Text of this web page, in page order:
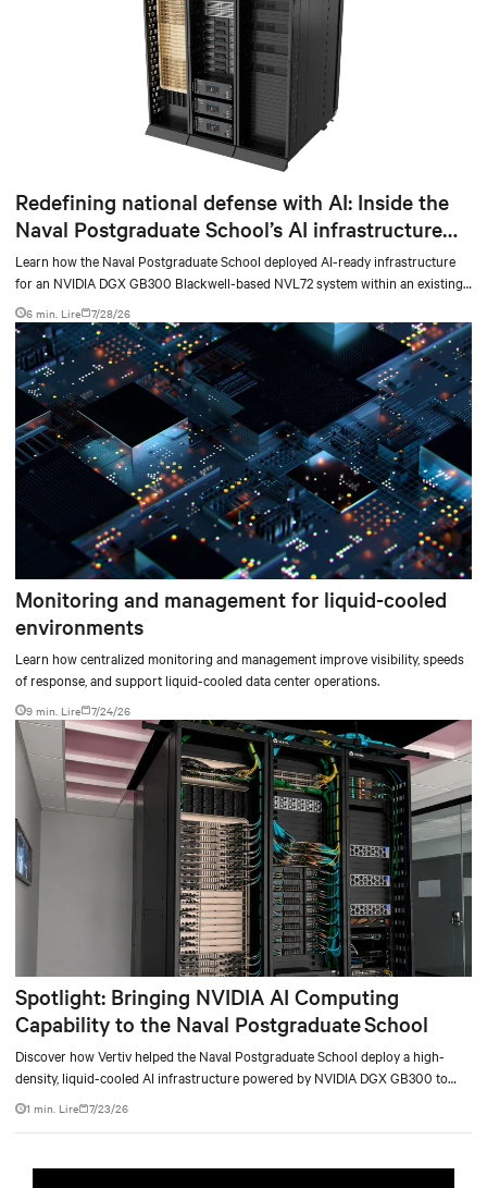
Redefining national defense with AI: Inside the
Naval Postgraduate School’s AI infrastructure
deployment
Learn how the Naval Postgraduate School deployed AI-ready infrastructure
for an NVIDIA DGX GB300 Blackwell-based NVL72 system within an existing
facility, creating a repeatable model for high-density, liquid-cooled AI
environments.
6 min. Lire 7/28/26
Monitoring and management for liquid-cooled
environments
Learn how centralized monitoring and management improve visibility, speeds
of response, and support liquid-cooled data center operations.
9 min. Lire 7/24/26
Spotlight: Bringing NVIDIA AI Computing
Capability to the Naval Postgraduate School
Discover how Vertiv helped the Naval Postgraduate School deploy a high-
density, liquid-cooled AI infrastructure powered by NVIDIA DGX GB300 to
accelerate AI research, education, and mission-critical innovation.
1 min. Lire 7/23/26